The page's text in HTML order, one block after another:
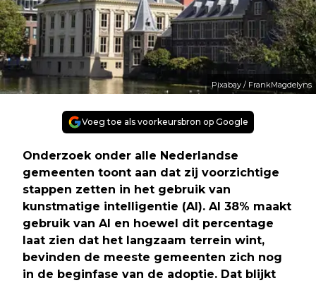
Pixabay / FrankMagdelyns
Voeg toe als voorkeursbron op Google
Onderzoek onder alle Nederlandse
gemeenten toont aan dat zij voorzichtige
stappen zetten in het gebruik van
kunstmatige intelligentie (AI). Al 38% maakt
gebruik van AI en hoewel dit percentage
laat zien dat het langzaam terrein wint,
bevinden de meeste gemeenten zich nog
in de beginfase van de adoptie. Dat blijkt